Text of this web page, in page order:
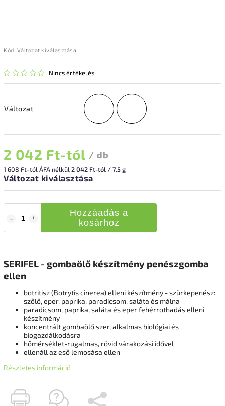
Kód: Változat kiválasztása
Nincs értékelés
Változat
2 042 Ft-tól / db
1 608 Ft-tól ÁFA nélkül 2 042 Ft-tól / 7.5 g
Változat kiválasztása
Hozzáadás a
kosárhoz
SERIFEL - gombaölő készítmény penészgomba
ellen
botritisz (Botrytis cinerea) elleni készítmény - szürkepenész:
szőlő, eper, paprika, paradicsom, saláta és málna
paradicsom, paprika, saláta és eper fehérrothadás elleni
készítmény
koncentrált gombaölő szer, alkalmas biológiai és
biogazdálkodásra
hőmérséklet-rugalmas, rövid várakozási idővel
ellenáll az eső lemosása ellen
Részletes információ